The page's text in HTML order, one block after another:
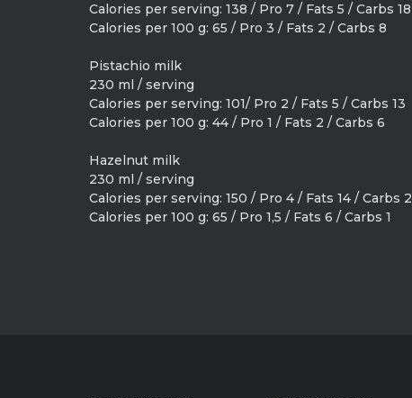
Calories per serving: 138 / Pro 7 / Fats 5 / Carbs 18
Calories per 100 g: 65 / Pro 3 / Fats 2 / Carbs 8
Pistachio milk
230 ml / serving
Calories per serving: 101/ Pro 2 / Fats 5 / Carbs 13
Calories per 100 g: 44 / Pro 1 / Fats 2 / Carbs 6
Hazelnut milk
230 ml / serving
Calories per serving: 150 / Pro 4 / Fats 14 / Carbs 2
Calories per 100 g: 65 / Pro 1,5 / Fats 6 / Carbs 1